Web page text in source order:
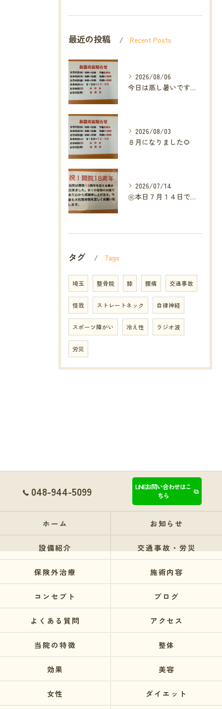
最近の投稿 Recent Posts
2026/08/06
今日は蒸し暑いですね🥵ありがたい事に今年の草加市は
2026/08/03
８月になりました🌻
2026/07/14
㊗️本日７月１４日で当院は開院１８周年となりました🎉
タグ Tags
埼玉 整骨院 膝 腰痛 交通事故
怪我 ストレートネック 自律神経
スポーツ障がい 冷え性 ラジオ波
労災
048-944-5099
LINEお問い合わせはこ
ちら
ホーム お知らせ
設備紹介 交通事故・労災
保険外治療 施術内容
コンセプト ブログ
よくある質問 アクセス
当院の特徴 整体
効果 美容
女性 ダイエット